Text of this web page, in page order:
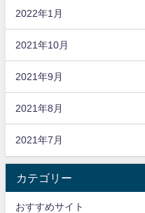
2022年1月
2021年10月
2021年9月
2021年8月
2021年7月
カテゴリー
おすすめサイト